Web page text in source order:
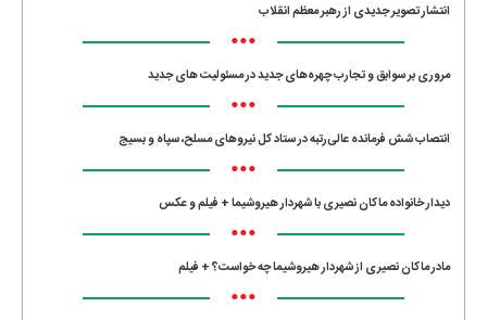
انتشار تصویر جدیدی از رهبر معظم انقلاب
•••
مروری بر سوابق و تجارب چهره‌های جدید در مسئولیت‌ های جدید
•••
انتصاب شش فرمانده عالی‌رتبه در ستاد کل نیروهای مسلح، سپاه و بسیج
•••
دیدار خانواده ماکان نصیری با شهردار هیروشیما + فیلم و عکس
•••
مادر ماکان نصیری از شهردار هیروشیما چه خواست؟ + فیلم
•••